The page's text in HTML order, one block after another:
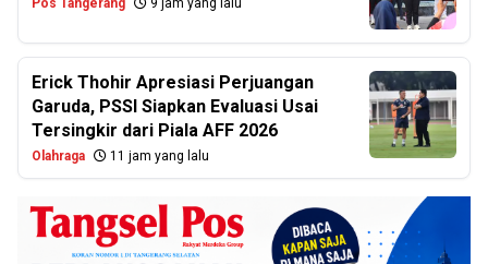
Pos Tangerang 9 jam yang lalu
Erick Thohir Apresiasi Perjuangan
Garuda, PSSI Siapkan Evaluasi Usai
Tersingkir dari Piala AFF 2026
Olahraga 11 jam yang lalu